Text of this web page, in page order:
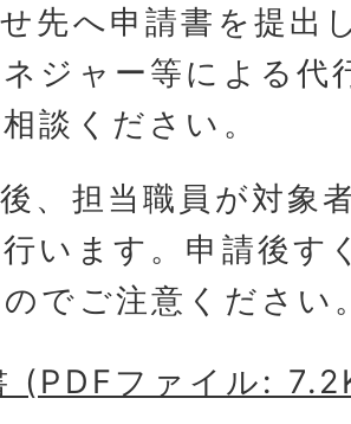
先へ申請書を提出
ジャー等による代
談ください。
、担当職員が対象
います。申請後す
でご注意ください
(PDFファイル: